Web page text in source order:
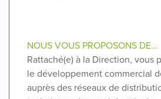
NOUS VOUS PROPOSONS DE...
Rattaché(e) à la Direction, vous
le développement commercial
auprès des réseaux de